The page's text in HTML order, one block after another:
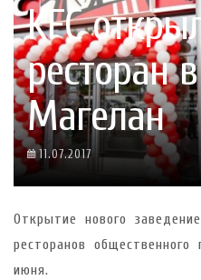
KFC
ресторан
Магелан
11.07.2017
Открытие нового
ресторанов общественного
июня.